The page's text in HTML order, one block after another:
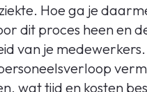
Hoe ga je
dit proces heen en
van je
wat tijd en kosten